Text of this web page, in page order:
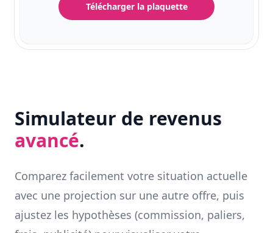
Télécharger la plaquette
Simulateur de revenus
avancé.
Comparez facilement votre situation actuelle
avec une projection sur une autre offre, puis
ajustez les hypothèses (commission, paliers,